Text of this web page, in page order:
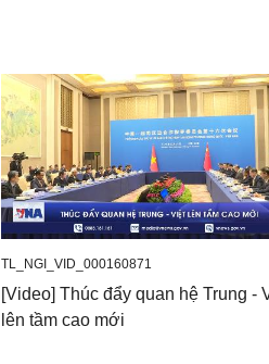
TL_NGI_VID_000160871
[Video] Thúc đẩy quan hệ Trung -
lên tầm cao mới